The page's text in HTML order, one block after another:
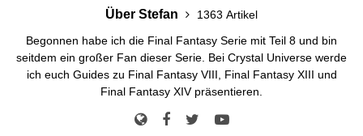
Über Stefan
1363 Artikel
Begonnen habe ich die Final Fantasy Serie mit Teil 8 und bin
seitdem ein großer Fan dieser Serie. Bei Crystal Universe werde
ich euch Guides zu Final Fantasy VIII, Final Fantasy XIII und
Final Fantasy XIV präsentieren.